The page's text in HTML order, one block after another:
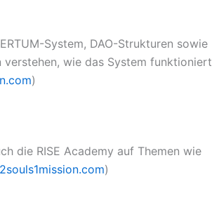
System, DAO-Strukturen sowie
wie das System funktioniert
)
die RISE Academy auf Themen wie
2souls1mission.com)